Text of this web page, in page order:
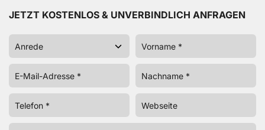
JETZT KOSTENLOS & UNVERBINDLICH ANFRAGEN